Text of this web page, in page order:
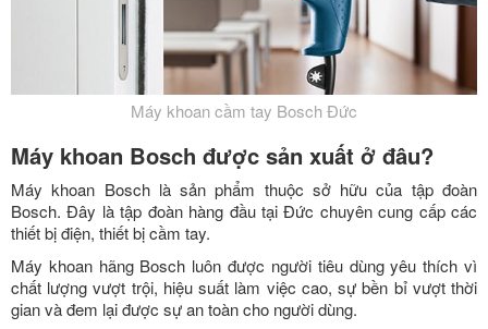
Máy khoan cầm tay Bosch Đức
Máy khoan Bosch được sản xuất ở đâu?
Máy khoan Bosch là sản phẩm thuộc sở hữu của tập đoàn
Bosch. Đây là tập đoàn hàng đầu tại Đức chuyên cung cấp các
thiết bị điện, thiết bị cầm tay.
Máy khoan hãng Bosch luôn được người tiêu dùng yêu thích vì
chất lượng vượt trội, hiệu suất làm việc cao, sự bền bỉ vượt thời
gian và đem lại được sự an toàn cho người dùng.